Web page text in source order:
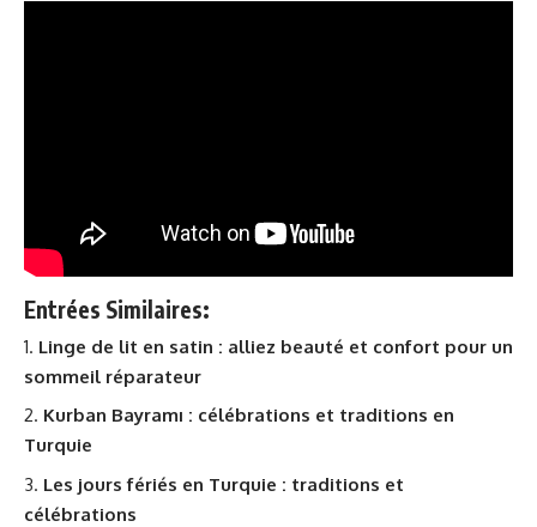
Entrées Similaires:
Linge de lit en satin : alliez beauté et confort pour un
sommeil réparateur
Kurban Bayramı : célébrations et traditions en
Turquie
Les jours fériés en Turquie : traditions et
célébrations